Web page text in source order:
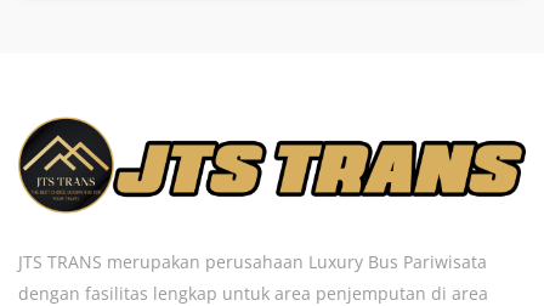
JTS TRANS merupakan perusahaan Luxury Bus Pariwisata
dengan fasilitas lengkap untuk area penjemputan di area